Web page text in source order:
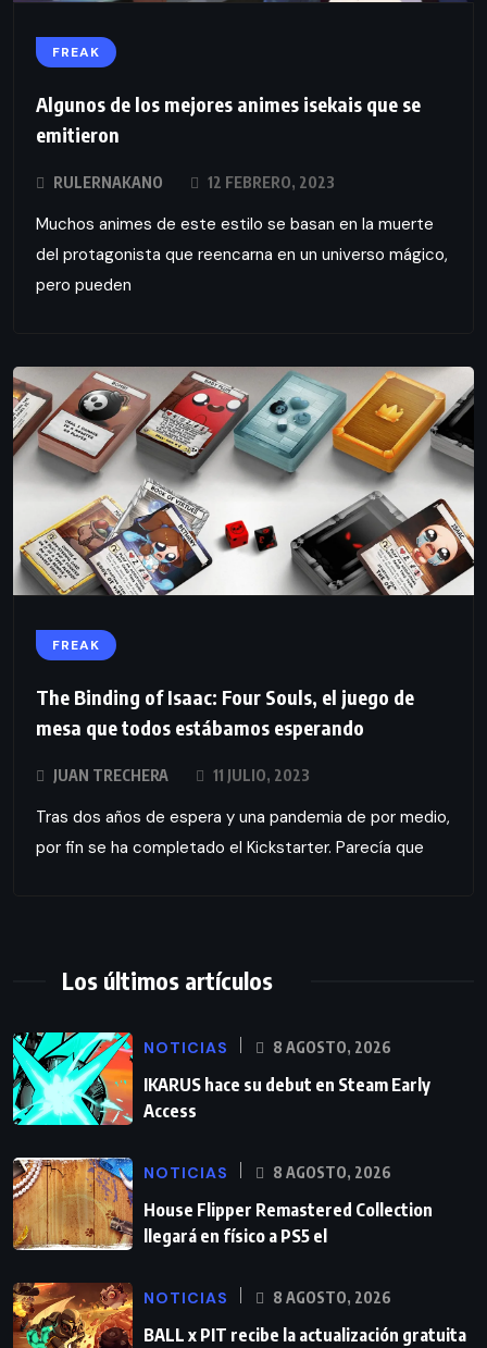
FREAK
Algunos de los mejores animes isekais que se
emitieron
RULERNAKANO 12 FEBRERO, 2023
Muchos animes de este estilo se basan en la muerte
del protagonista que reencarna en un universo mágico,
pero pueden
FREAK
The Binding of Isaac: Four Souls, el juego de
mesa que todos estábamos esperando
JUAN TRECHERA 11 JULIO, 2023
Tras dos años de espera y una pandemia de por medio,
por fin se ha completado el Kickstarter. Parecía que
Los últimos artículos
NOTICIAS 8 AGOSTO, 2026
IKARUS hace su debut en Steam Early
Access
NOTICIAS 8 AGOSTO, 2026
House Flipper Remastered Collection
llegará en físico a PS5 el
NOTICIAS 8 AGOSTO, 2026
BALL x PIT recibe la actualización gratuita